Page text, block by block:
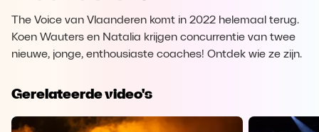
The Voice van Vlaanderen komt in 2022 helemaal terug.
Koen Wauters en Natalia krijgen concurrentie van twee
nieuwe, jonge, enthousiaste coaches! Ontdek wie ze zijn.
Gerelateerde video's